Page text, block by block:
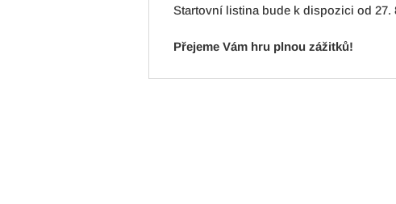
Startovní listina bude k dispozici od 27.
Přejeme Vám hru plnou zážitků!